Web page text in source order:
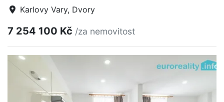
Karlovy Vary, Dvory
7 254 100 Kč /za nemovitost